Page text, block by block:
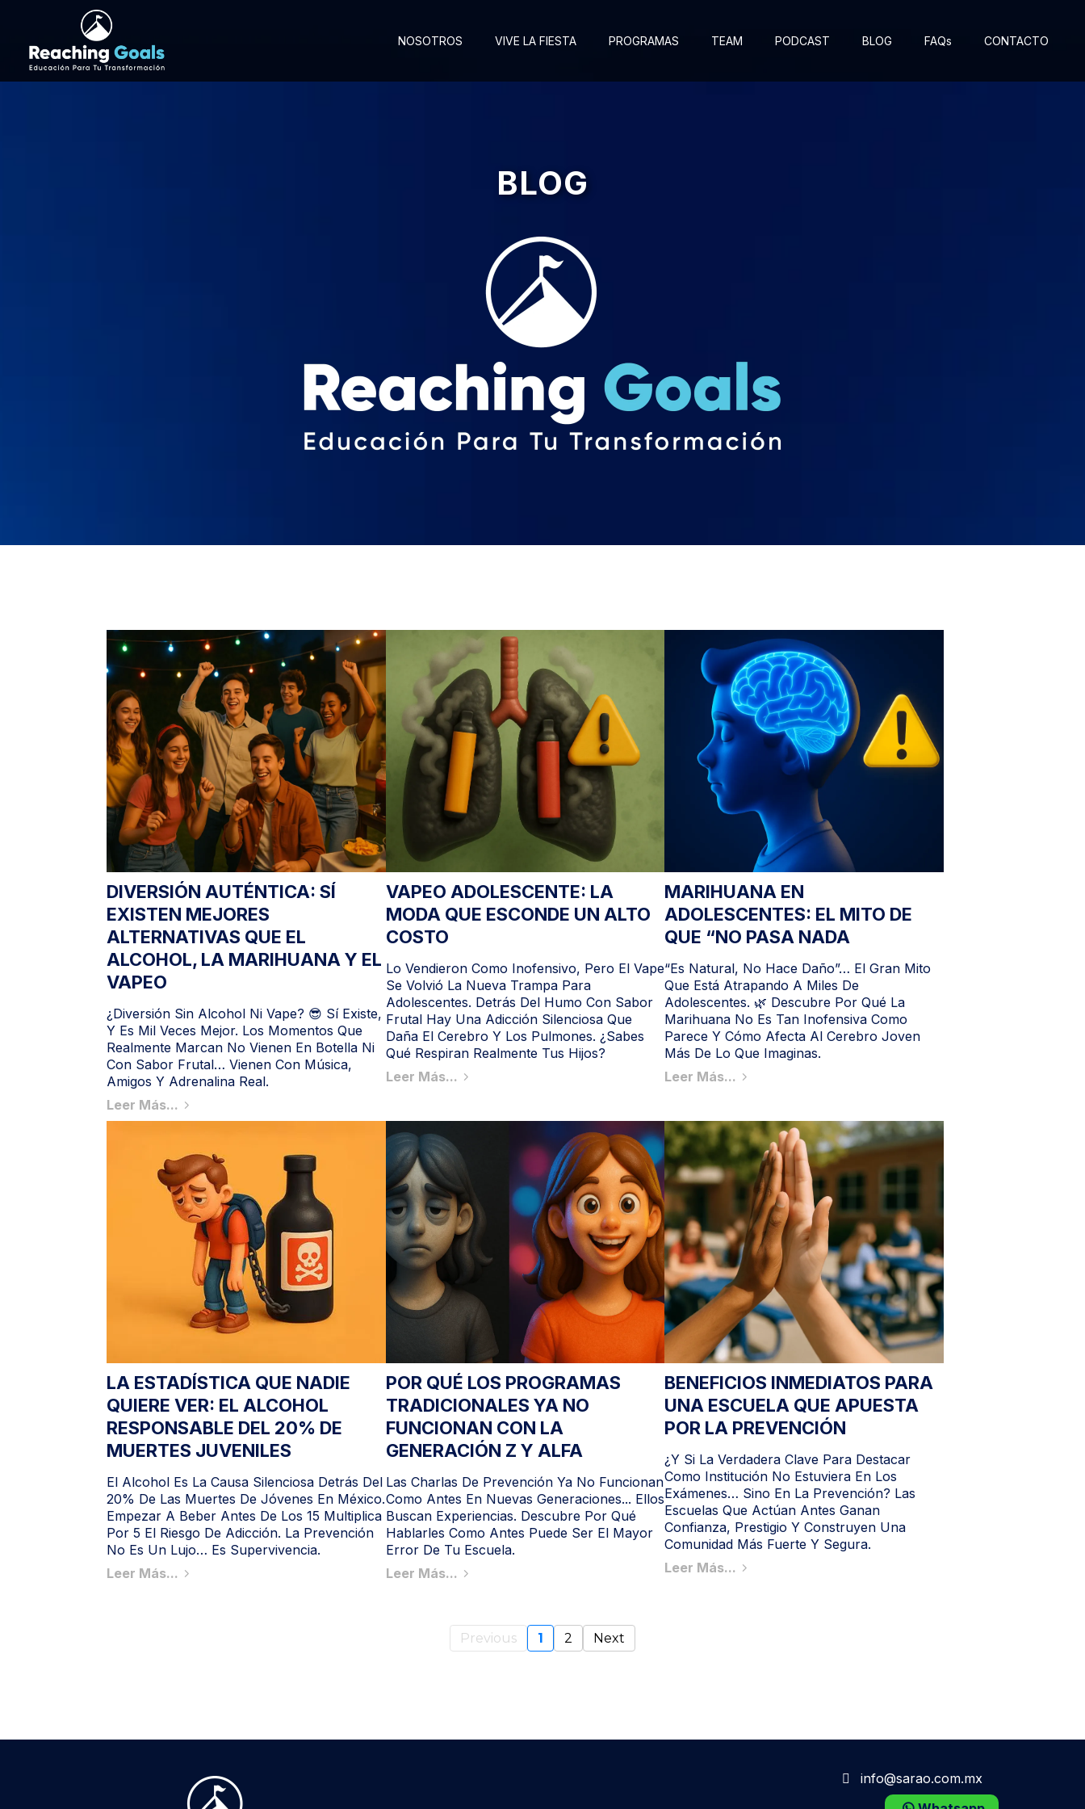
NOSOTROS VIVE LA FIESTA PROGRAMAS TEAM PODCAST BLOG FAQs CONTACTO
BLOG
DIVERSIÓN AUTÉNTICA: SÍ
EXISTEN MEJORES
ALTERNATIVAS QUE EL
ALCOHOL, LA MARIHUANA Y EL
VAPEO
¿Diversión Sin Alcohol Ni Vape? 😎 Sí Existe,
Y Es Mil Veces Mejor. Los Momentos Que
Realmente Marcan No Vienen En Botella Ni
Con Sabor Frutal… Vienen Con Música,
Amigos Y Adrenalina Real.
Leer Más...
VAPEO ADOLESCENTE: LA
MODA QUE ESCONDE UN ALTO
COSTO
Lo Vendieron Como Inofensivo, Pero El Vape
Se Volvió La Nueva Trampa Para
Adolescentes. Detrás Del Humo Con Sabor
Frutal Hay Una Adicción Silenciosa Que
Daña El Cerebro Y Los Pulmones. ¿Sabes
Qué Respiran Realmente Tus Hijos?
Leer Más...
MARIHUANA EN
ADOLESCENTES: EL MITO DE
QUE “NO PASA NADA
“Es Natural, No Hace Daño”… El Gran Mito
Que Está Atrapando A Miles De
Adolescentes. 🌿 Descubre Por Qué La
Marihuana No Es Tan Inofensiva Como
Parece Y Cómo Afecta Al Cerebro Joven
Más De Lo Que Imaginas.
Leer Más...
LA ESTADÍSTICA QUE NADIE
QUIERE VER: EL ALCOHOL
RESPONSABLE DEL 20% DE
MUERTES JUVENILES
El Alcohol Es La Causa Silenciosa Detrás Del
20% De Las Muertes De Jóvenes En México.
Empezar A Beber Antes De Los 15 Multiplica
Por 5 El Riesgo De Adicción. La Prevención
No Es Un Lujo… Es Supervivencia.
Leer Más...
POR QUÉ LOS PROGRAMAS
TRADICIONALES YA NO
FUNCIONAN CON LA
GENERACIÓN Z Y ALFA
Las Charlas De Prevención Ya No Funcionan
Como Antes En Nuevas Generaciones... Ellos
Buscan Experiencias. Descubre Por Qué
Hablarles Como Antes Puede Ser El Mayor
Error De Tu Escuela.
Leer Más...
BENEFICIOS INMEDIATOS PARA
UNA ESCUELA QUE APUESTA
POR LA PREVENCIÓN
¿Y Si La Verdadera Clave Para Destacar
Como Institución No Estuviera En Los
Exámenes… Sino En La Prevención? Las
Escuelas Que Actúan Antes Ganan
Confianza, Prestigio Y Construyen Una
Comunidad Más Fuerte Y Segura.
Leer Más...
Previous 1 2 Next
info@sarao.com.mx